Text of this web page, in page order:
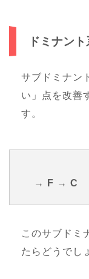
ドミナン
サブドミナン
い」点を改善
す。
→ F → C
このサブドミ
たらどうでし